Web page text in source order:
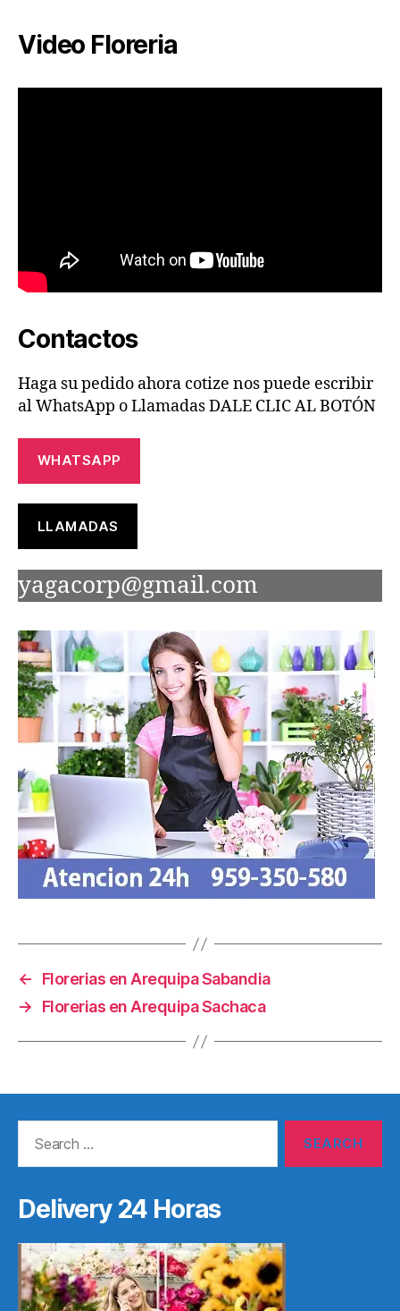
Video Floreria
Contactos
Haga su pedido ahora cotize nos puede escribir
al WhatsApp o Llamadas DALE CLIC AL BOTÓN
WHATSAPP
LLAMADAS
yagacorp@gmail.com
←
Florerias en Arequipa Sabandia
→
Florerias en Arequipa Sachaca
Delivery 24 Horas